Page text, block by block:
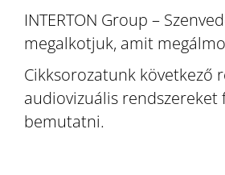
INTERTON Group –
megalkotjuk, amit
Cikksorozatunk következő
audiovizuális rendszereket
bemutatni.